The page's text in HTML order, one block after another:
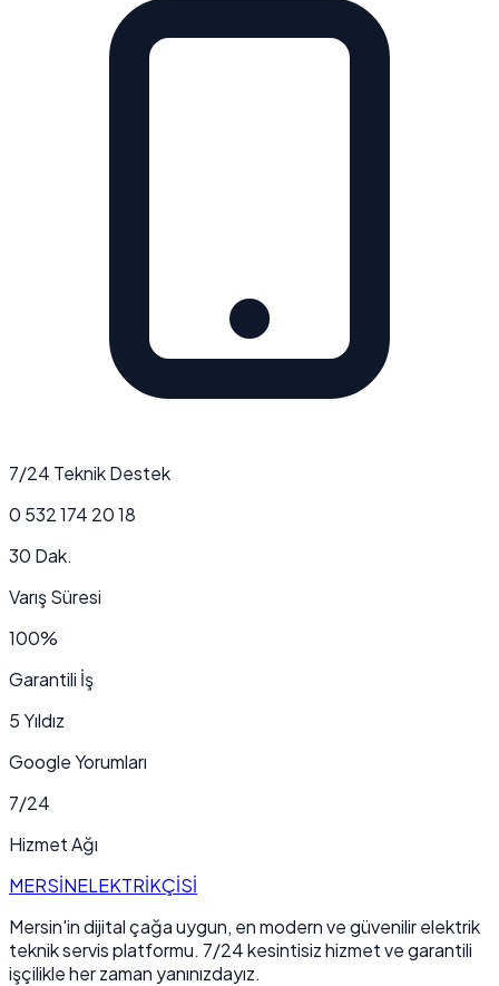
7/24 Teknik Destek
0 532 174 20 18
30 Dak.
Varış Süresi
100%
Garantili İş
5 Yıldız
Google Yorumları
7/24
Hizmet Ağı
MERSİNELEKTRİKÇİSİ
Mersin'in dijital çağa uygun, en modern ve güvenilir elektrik
teknik servis platformu. 7/24 kesintisiz hizmet ve garantili
işçilikle her zaman yanınızdayız.